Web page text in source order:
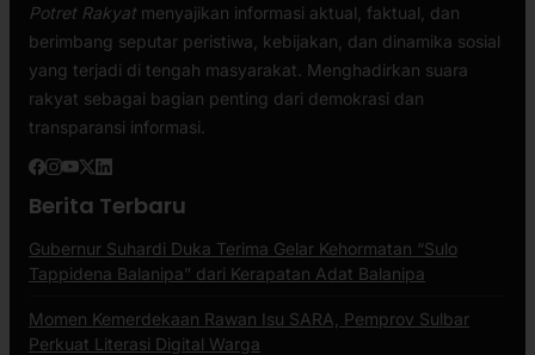
Potret Rakyatmenyajikan informasi aktual, faktual, dan
berimbang seputar peristiwa, kebijakan, dan dinamika sosial
yang terjadi di tengah masyarakat. Menghadirkan suara
rakyat sebagai bagian penting dari demokrasi dan
transparansi informasi.
Berita Terbaru
Gubernur Suhardi Duka Terima Gelar Kehormatan “Sulo
Tappidena Balanipa” dari Kerapatan Adat Balanipa
Momen Kemerdekaan Rawan Isu SARA, Pemprov Sulbar
Perkuat Literasi Digital Warga